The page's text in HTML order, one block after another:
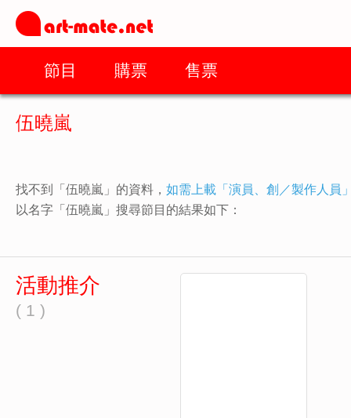
節目 購票 售票
伍曉嵐
找不到「伍曉嵐」的資料， 如需上載「演員、創／製作人員
以名字「伍曉嵐」搜尋節目的結果如下：
活動推介
( 1 )